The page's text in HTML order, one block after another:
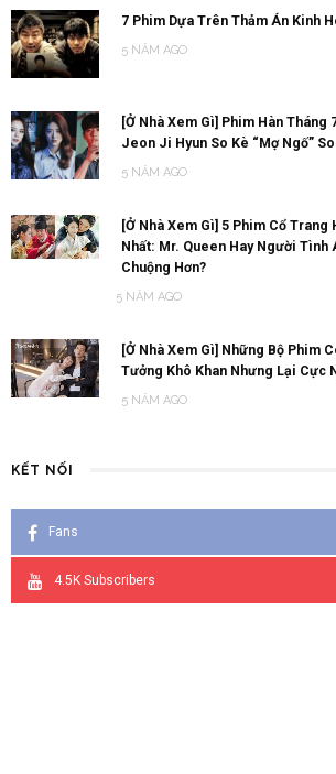
7 Phim Dựa Trên Thảm Án Kinh
5 NĂM AGO
[Ở Nhà Xem Gì] Phim Hàn Tháng
Jeon Ji Hyun So Kè “Mợ Ngố”
5 NĂM AGO
[Ở Nhà Xem Gì] 5 Phim Cổ
Nhất: Mr. Queen Hay Người Tình
Chuộng Hơn?
5 NĂM AGO
[Ở Nhà Xem Gì] Những Bộ Phim
Tưởng Khô Khan Nhưng Lại Cực
5 NĂM AGO
KẾT NỐI
Fans
4.5K Subscribers